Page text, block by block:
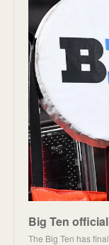
The Big Ten has